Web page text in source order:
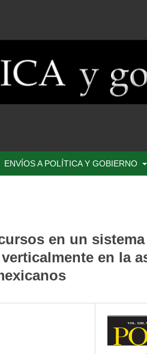
ENVÍOS A POLÍTICA Y GOBIERNO
en un
en la